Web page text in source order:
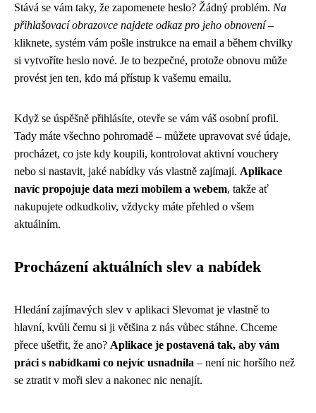
Stává se vám taky, že zapomenete heslo? Žádný problém. Na
přihlašovací obrazovce najdete odkaz pro jeho obnovení–
kliknete, systém vám pošle instrukce na email a během chvilky
si vytvoříte heslo nové. Je to bezpečné, protože obnovu může
provést jen ten, kdo má přístup k vašemu emailu.
Když se úspěšně přihlásíte, otevře se vám váš osobní profil.
Tady máte všechno pohromadě – můžete upravovat své údaje,
procházet, co jste kdy koupili, kontrolovat aktivní vouchery
nebo si nastavit, jaké nabídky vás vlastně zajímají. Aplikace
navíc propojuje data mezi mobilem a webem, takže ať
nakupujete odkudkoliv, vždycky máte přehled o všem
aktuálním.
Procházení aktuálních slev a nabídek
Hledání zajímavých slev v aplikaci Slevomat je vlastně to
hlavní, kvůli čemu si ji většina z nás vůbec stáhne. Chceme
přece ušetřit, že ano? Aplikace je postavená tak, aby vám
práci s nabídkami co nejvíc usnadnila – není nic horšího než
se ztratit v moři slev a nakonec nic nenajít.